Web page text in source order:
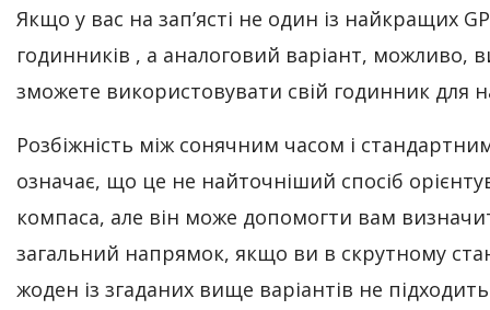
Якщо у вас на зап’ясті не один із найкращих
годинників , а аналоговий варіант, можливо,
зможете використовувати свій годинник для
Розбіжність між сонячним часом і
означає, що це не найточніший спосіб
компаса, але він може допомогти вам
загальний напрямок, якщо ви в скрутному
жоден із згаданих вище варіантів не